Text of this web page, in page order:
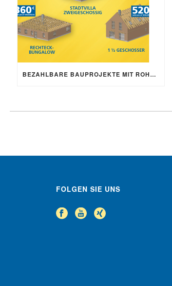
BEZAHLBARE BAUPROJEKTE MIT ROHBAUSÄTZEN VON SCHNOOR
FOLGEN SIE UNS